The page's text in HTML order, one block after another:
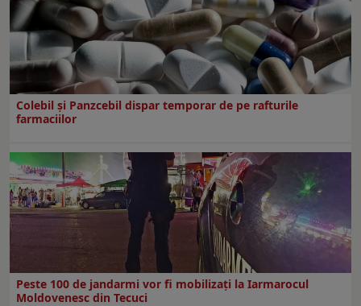
Colebil și Panzcebil dispar temporar de pe rafturile
farmaciilor
Peste 100 de jandarmi vor fi mobilizați la Iarmarocul
Moldovenesc din Tecuci